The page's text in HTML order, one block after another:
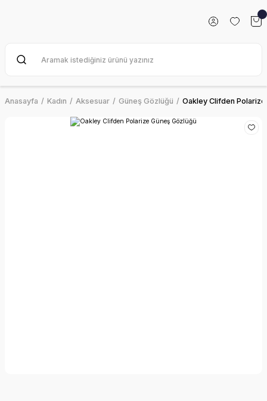
Anasayfa Kadın Aksesuar Güneş Gözlüğü Oakley Clifden